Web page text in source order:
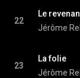
22
Le
Jérôme
23
La folie
Jérôme